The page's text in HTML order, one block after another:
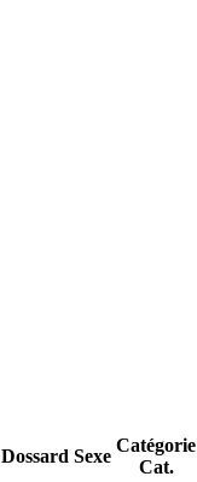
Dossard Sexe
Catégorie
Cat.